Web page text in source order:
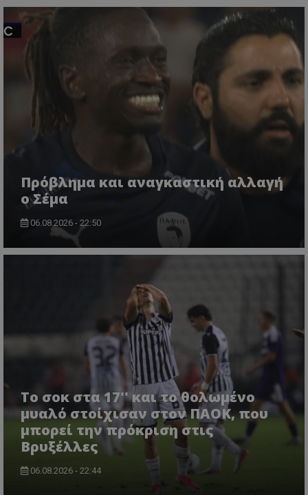
Πρόβλημα και αναγκαστική αλλαγή
ο Σέμα
06.08.2026 - 22:50
Το σοκ στα 17'' και το θολωμένο
μυαλό στοίχισαν στον ΠΑΟΚ, που
μπορεί την πρόκριση στις
Βρυξέλλες
06.08.2026 - 22:44